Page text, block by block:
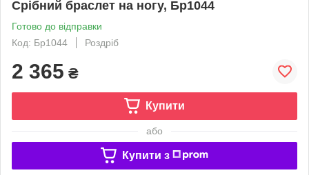
Срібний браслет на ногу, Бр1044
Готово до відправки
Код: Бр1044
Роздріб
2 365 ₴
Купити
або
Купити з